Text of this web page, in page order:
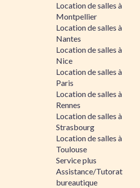
Location de salles à
Montpellier
Location de salles à
Nantes
Location de salles à
Nice
Location de salles à
Paris
Location de salles à
Rennes
Location de salles à
Strasbourg
Location de salles à
Toulouse
Service plus
Assistance/Tutorat
bureautique